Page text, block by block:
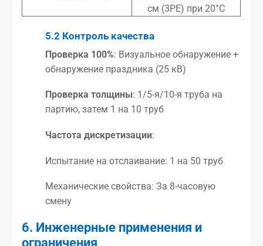
см (3PE) при 20°C
5.2 Контроль качества
Проверка 100%: Визуальное обнаружение +
обнаружение праздника (25 кВ)
Проверка толщины: 1/5-я/10-я труба на
партию, затем 1 на 10 труб
Частота дискретизации:
Испытание на отслаивание: 1 на 50 труб
Механические свойства: За 8-часовую
смену
6. Инженерные применения и
ограничения